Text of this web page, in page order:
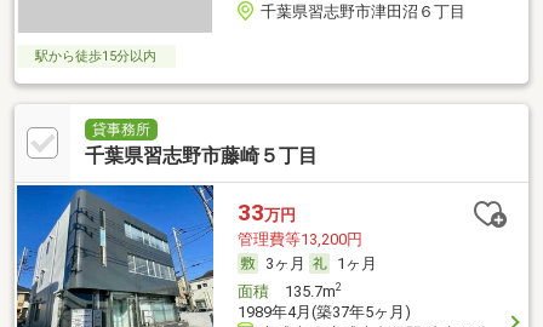
千葉県習志野市津田沼６丁目
駅から徒歩15分以内
貸事務所
千葉県習志野市藤崎５丁目
33万円
管理費等13,200円
3ヶ月
1ヶ月
面積135.7m2
1989年4月(築37年5ヶ月)